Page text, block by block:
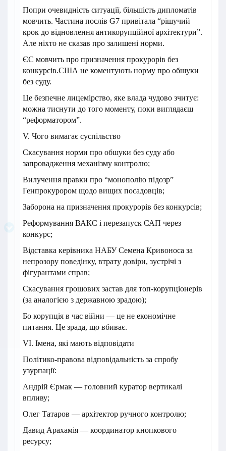
Попри очевидність ситуації, більшість дипломатів
мовчить. Частина послів G7 привітала “рішучий
крок до відновлення антикорупційної архітектури”.
Але ніхто не сказав про залишені норми.
ЄС мовчить про призначення прокурорів без
конкурсів.США не коментують норму про обшуки
без суду.
Це безпечне лицемірство, яке влада чудово зчитує:
можна тиснути до того моменту, поки виглядаєш
“реформатором”.
V. Чого вимагає суспільство
Скасування норми про обшуки без суду або
запровадження механізму контролю;
Вилучення правки про “монополію підозр”
Генпрокурором щодо вищих посадовців;
Заборона на призначення прокурорів без конкурсів;
Реформування ВАКС і перезапуск САП через
конкурс;
Відставка керівника НАБУ Семена Кривоноса за
непрозору поведінку, втрату довіри, зустрічі з
фігурантами справ;
Скасування грошових застав для топ-корупціонерів
(за аналогією з державною зрадою);
Бо корупція в час війни — це не економічне
питання. Це зрада, що вбиває.
VI. Імена, які мають відповідати
Політико-правова відповідальність за спробу
узурпації:
Андрій Єрмак — головний куратор вертикалі
впливу;
Олег Татаров — архітектор ручного контролю;
Давид Арахамія — координатор кнопкового
ресурсу;